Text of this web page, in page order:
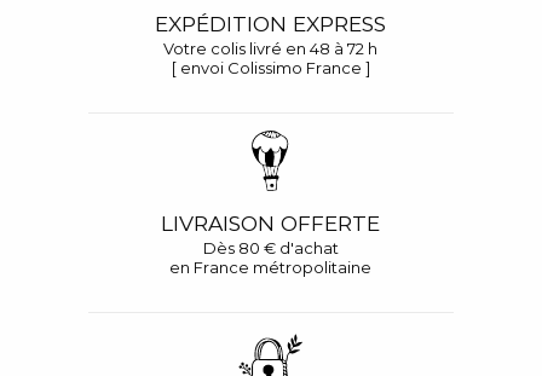
EXPÉDITION EXPRESS
Votre colis livré en 48 à 72 h
[ envoi Colissimo France ]
LIVRAISON OFFERTE
Dès 80 € d'achat
en France métropolitaine